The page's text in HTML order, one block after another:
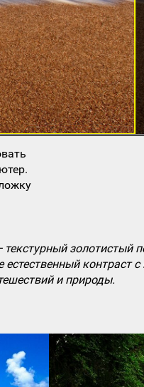
золотистый
контраст с
и природы.